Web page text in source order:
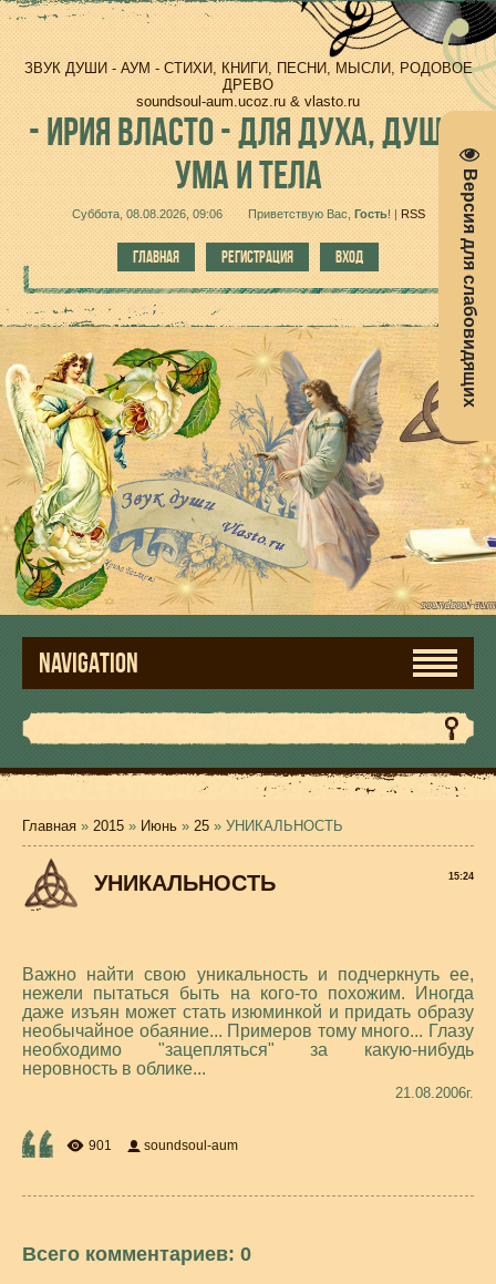
Версия для слабовидящих
ЗВУК ДУШИ - АУМ - СТИХИ, КНИГИ, ПЕСНИ, МЫСЛИ, РОДОВОЕ
ДРЕВО
soundsoul-aum.ucoz.ru & vlasto.ru
-ИРИЯ ВЛАСТО - ДЛЯ ДУХА, ДУШИ,
УМА И ТЕЛА
Суббота, 08.08.2026, 09:06 Приветствую Вас Гость!| RSS
ГЛАВНАЯ РЕГИСТРАЦИЯ ВХОД
NAVIGATION
Главная » 2015 » Июнь » 25 » УНИКАЛЬНОСТЬ
15:24
УНИКАЛЬНОСТЬ
Важно найти свою уникальность и подчеркнуть ее,
нежели пытаться быть на кого-то похожим. Иногда
даже изъян может стать изюминкой и придать образу
необычайное обаяние... Примеров тому много... Глазу
необходимо "зацепляться" за какую-нибудь
неровность в облике...
21.08.2006г.
901 soundsoul-aum
Всего комментариев: 0